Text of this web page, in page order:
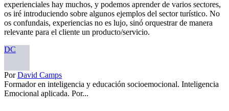
experienciales hay muchos, y podemos aprender de varios sectores,
os iré introduciendo sobre algunos ejemplos del sector turístico. No
os confundais, experiencias no es lujo, sinó orquestrar de manera
relevante para el cliente un producto/servicio.
DC
PorDavid Camps
Formador en inteligencia y educación socioemocional. Inteligencia
Emocional aplicada. Por...